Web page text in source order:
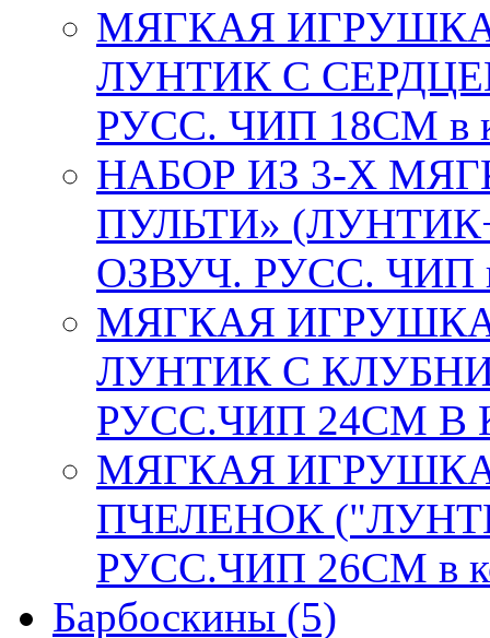
МЯГКАЯ
ЛУНТИК С
РУСС. ЧИП 18СМ в
НАБОР ИЗ 3-Х
ПУЛЬТИ»
ОЗВУЧ. РУСС. ЧИП
МЯГКАЯ
ЛУНТИК С
РУСС.ЧИП 24СМ В
МЯГКАЯ
ПЧЕЛЕНОК
РУСС.ЧИП 26СМ в
Барбоскины (5)